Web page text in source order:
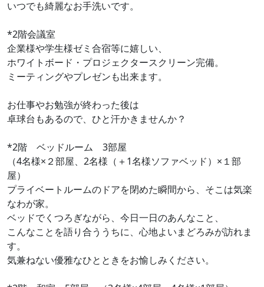
いつでも綺麗なお手洗いです。
*2階会議室
企業様や学生様ゼミ合宿等に嬉しい、
ホワイトボード・プロジェクタースクリーン完備。
ミーティングやプレゼンも出来ます。
お仕事やお勉強が終わった後は
卓球台もあるので、ひと汗かきませんか？
*2階 ベッドルーム 3部屋
（4名様×２部屋、2名様（＋1名様ソファベッド）×１部
屋）
プライベートルームのドアを閉めた瞬間から、そこは気楽
なわが家。
ベッドでくつろぎながら、今日一日のあんなこと、
こんなことを語り合ううちに、心地よいまどろみが訪れま
す。
気兼ねない優雅なひとときをお愉しみください。